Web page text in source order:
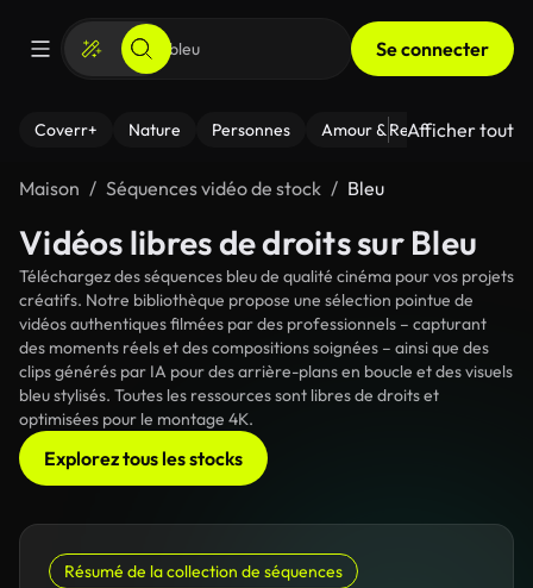
Se connecter
Coverr+ Nature Personnes Amour & Relations Le
Afficher tout
Maison Séquences vidéo de stock Bleu
Vidéos libres de droits sur Bleu
Téléchargez des séquences bleu de qualité cinéma pour vos projets
créatifs. Notre bibliothèque propose une sélection pointue de
vidéos authentiques filmées par des professionnels – capturant
des moments réels et des compositions soignées – ainsi que des
clips générés par IA pour des arrière-plans en boucle et des visuels
bleu stylisés. Toutes les ressources sont libres de droits et
optimisées pour le montage 4K.
Explorez tous les stocks
Résumé de la collection de séquences